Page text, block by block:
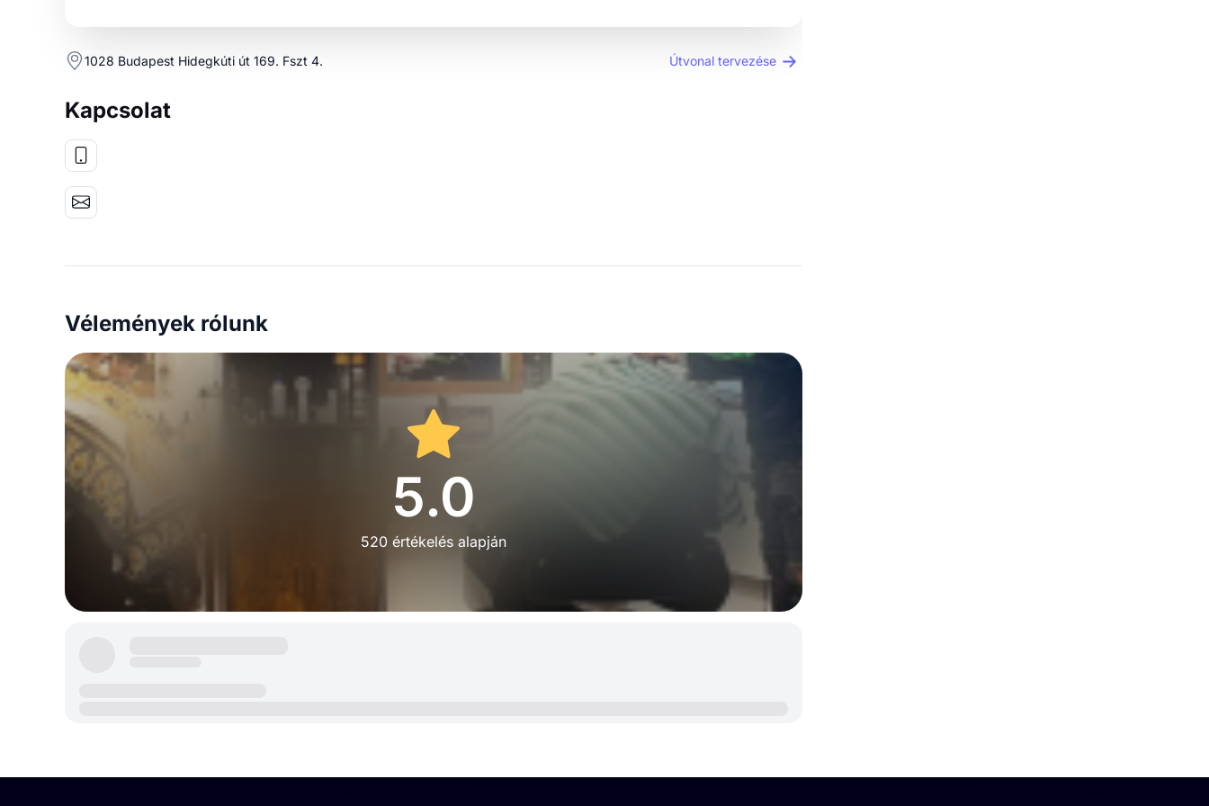
1028 Budapest Hidegkúti út 169. Fszt 4. Útvonal tervezése
Kapcsolat
Vélemények rólunk
5.0
520 értékelés alapján